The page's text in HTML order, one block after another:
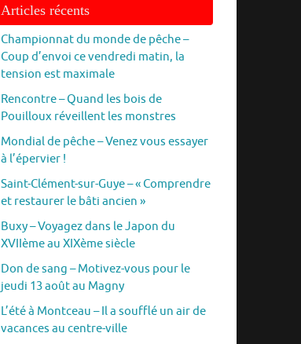
Articles récents
Championnat du monde de pêche –
Coup d’envoi ce vendredi matin, la
tension est maximale
Rencontre – Quand les bois de
Pouilloux réveillent les monstres
Mondial de pêche – Venez vous essayer
à l’épervier !
Saint-Clément-sur-Guye – « Comprendre
et restaurer le bâti ancien »
Buxy – Voyagez dans le Japon du
XVIIème au XIXème siècle
Don de sang – Motivez-vous pour le
jeudi 13 août au Magny
L’été à Montceau – Il a soufflé un air de
vacances au centre-ville